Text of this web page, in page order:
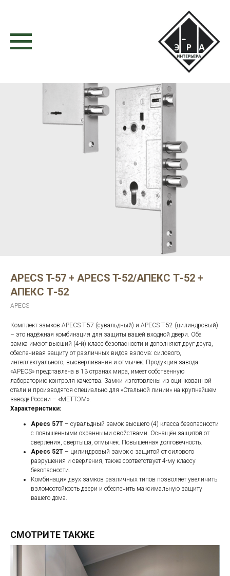
APECS T-57 + APECS T-52/АПЕКС Т-52 +
АПЕКС Т-52
APECS
Комплект замков APECS T-57 (сувальдный) и APECS T-52 (цилиндровый)
– это надёжная комбинация для защиты вашей входной двери. Оба
замка имеют высший (4-й) класс безопасности и дополняют друг друга,
обеспечивая защиту от различных видов взлома: силового,
интеллектуального, высверливания и отмычек. Продукция завода
«APECS» представлена в 13 странах мира, имеет собственную
лабораторию контроля качества. Замки изготовлены из оцинкованной
стали и производятся специально для «Стальной линии» на крупнейшем
заводе России – «МЕТТЭМ».
Характеристики:
Apecs 57T – сувальдный замок высшего (4) класса безопасности
с повышенными охранными свойствами. Оснащён защитой от
сверления, свертыша, отмычек. Повышенная долговечность.
Apecs 52T – цилиндровый замок с защитой от силового
разрушения и сверления, также соответствует 4-му классу
безопасности.
Комбинация двух замков различных типов позволяет увеличить
взломостойкость двери и обеспечить максимальную защиту
вашего дома.
СМОТРИТЕ ТАКЖЕ